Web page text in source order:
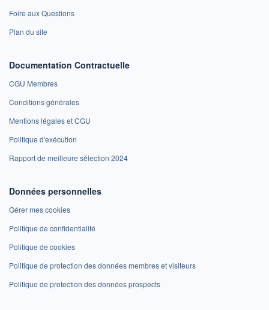
Foire aux Questions
Plan du site
Documentation Contractuelle
CGU Membres
Conditions générales
Mentions légales et CGU
Politique d'exécution
Rapport de meilleure sélection 2024
Données personnelles
Gérer mes cookies
Politique de confidentialité
Politique de cookies
Politique de protection des données membres et visiteurs
Politique de protection des données prospects